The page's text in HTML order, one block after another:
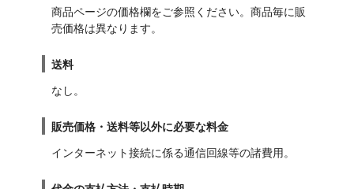
商品ページの価格欄をご参照ください。商品毎に販
売価格は異なります。
送料
なし。
販売価格・送料等以外に必要な料金
インターネット接続に係る通信回線等の諸費用。